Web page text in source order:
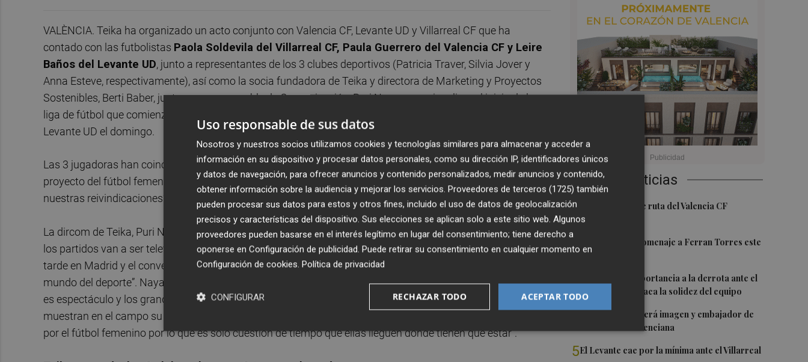
Últimas Noticias
1
La nueva hoja de ruta del Valencia CF
2 Foios rendirá homenaje a Ferran Torres este
viernes
3 Sotelo resta importancia a la derrota ante el
Villarreal y destaca la solidez del equipo
4Ferran Torres será imagen y embajador de
la Comunitat Valenciana
5El Levante cae por la mínima ante el Villarreal
VALÈNCIA. Teika ha organizado un acto conjunto con Valencia CF, Levante UD y Villarreal CF que ha
contado con las futbolistas Paola Soldevila del Villarreal CF, Paula Guerrero del Valencia CF y Leire
Baños del Levante UD, junto a representantes de los 3 clubes deportivos (Patricia Traver, Silvia Jover y
Anna Esteve, respectivamente), así como la socia fundadora de Teika y directora de Marketing y Proyectos
Sostenibles, Berti Baber, junto a su responsable de Comunicación, Puri Naya, para visualizar el inicio de la
liga de fútbol que comienza este fin de semana con partidos de Villarreal el sábado y del Valencia CF y
Levante UD el domingo.
Las 3 jugadoras han coincidido en el hecho de que contar con una empresa como Teika que cree tanto en el
proyecto del fútbol femenino “es una suerte, pues tienen un refuerzo mayor a la hora de hacer realidad todas
nuestras reivindicaciones”.
La dircom de Teika, Puri Naya, ha destacado el momento en el que nos encontramos, “con el anuncio de que
los partidos van a ser televisados, la presentación de la liga profesional de fútbol femenino esta misma
tarde en Madrid y el convencimiento de que la igualdad de oportunidades está cada día más cerca en el
mundo del deporte”. Naya ha añadido que todavía queda mucho por conseguir, “porque el deporte también
es espectáculo y los grandes estadios se resisten a abrir sus puertas por el coste que supone, pero ellas
muestran en el campo su técnica, fuerza y talento, y cada vez son más las personas que vivimos la pasión
por el fútbol femenino por lo que es solo cuestión de tiempo que ellas lleguen donde tienen que estar”.
Uso responsable de sus datos
Nosotros y nuestros socios utilizamos cookies y tecnologías similares para almacenar y acceder a
información en su dispositivo y procesar datos personales, como su dirección IP, identificadores únicos
y datos de navegación, para ofrecer anuncios y contenido personalizados, medir anuncios y contenido,
obtener información sobre la audiencia y mejorar los servicios. Proveedores de terceros (1725) también
pueden procesar sus datos para estos y otros fines, incluido el uso de datos de geolocalización
precisos y características del dispositivo. Sus elecciones se aplican solo a este sitio web. Algunos
proveedores pueden basarse en el interés legítimo en lugar del consentimiento; tiene derecho a
oponerse en Configuración de publicidad. Puede retirar su consentimiento en cualquier momento en
Configuración de cookies. Política de privacidad
ACEPTAR TODO
RECHAZAR TODO
CONFIGURAR